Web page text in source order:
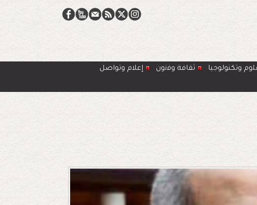
وتكنولوجيا ﺛﻘﺎﻓﺔ وﻓﻧون
إعلام وتواصل